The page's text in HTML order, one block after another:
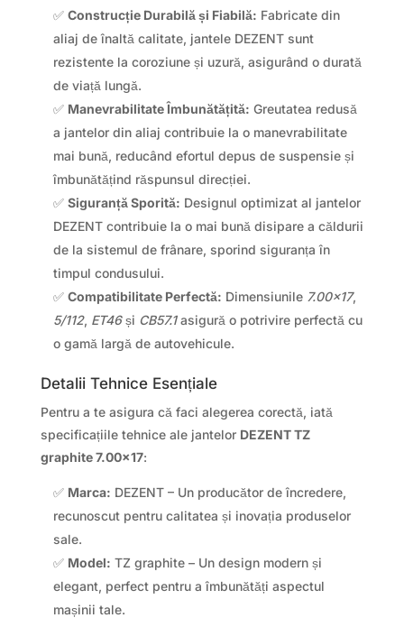
✅ Construcție Durabilă și Fiabilă: Fabricate din
aliaj de înaltă calitate, jantele DEZENT sunt
rezistente la coroziune și uzură, asigurând o durată
de viață lungă.
✅ Manevrabilitate Îmbunătățită: Greutatea redusă
a jantelor din aliaj contribuie la o manevrabilitate
mai bună, reducând efortul depus de suspensie și
îmbunătățind răspunsul direcției.
✅ Siguranță Sporită: Designul optimizat al jantelor
DEZENT contribuie la o mai bună disipare a căldurii
de la sistemul de frânare, sporind siguranța în
timpul condusului.
✅ Compatibilitate Perfectă: Dimensiunile 7.00×17,
5/112, ET46și CB57.1asigură o potrivire perfectă cu
o gamă largă de autovehicule.
Detalii Tehnice Esențiale
Pentru a te asigura că faci alegerea corectă, iată
specificațiile tehnice ale jantelor DEZENT TZ
graphite 7.00×17:
✅ Marca: DEZENT – Un producător de încredere,
recunoscut pentru calitatea și inovația produselor
sale.
✅ Model: TZ graphite – Un design modern și
elegant, perfect pentru a îmbunătăți aspectul
mașinii tale.